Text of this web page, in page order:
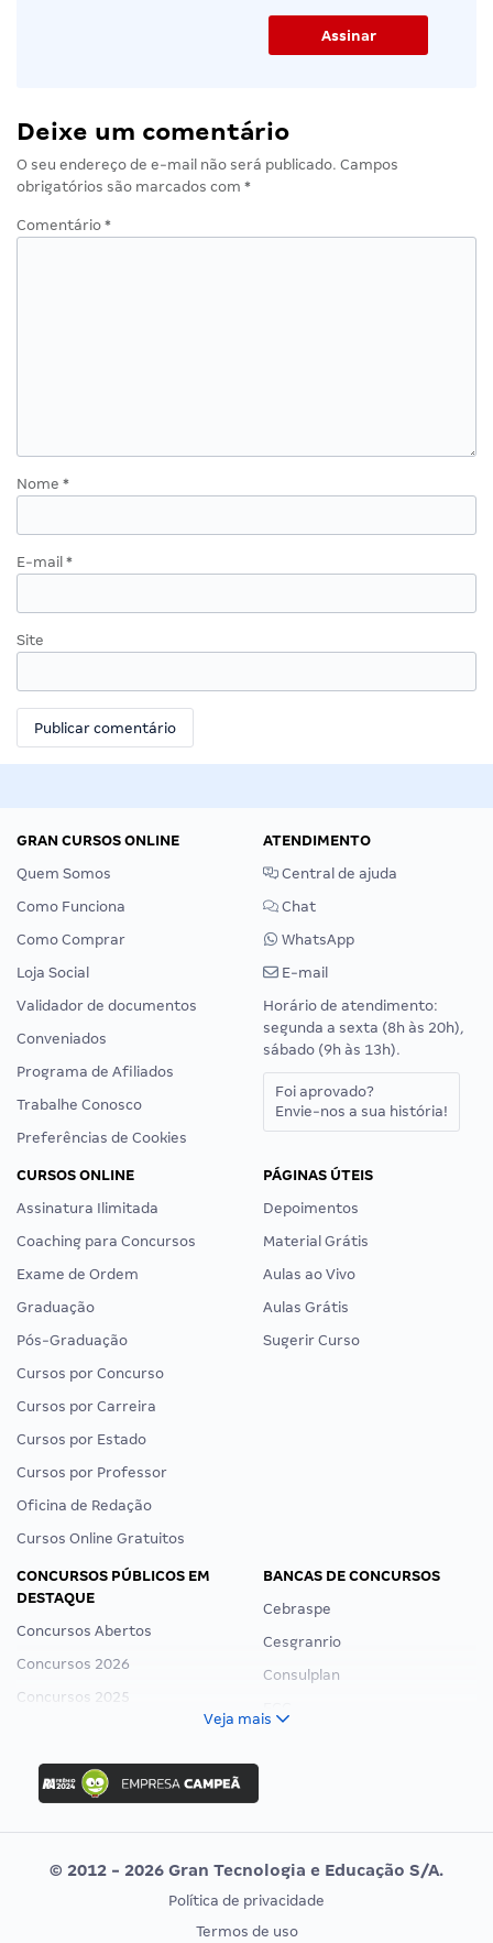
Deixe um comentário
O seu endereço de e-mail não será publicado. Campos
obrigatórios são marcados com *
Comentário *
Nome *
E-mail *
Site
GRAN CURSOS ONLINE
Quem Somos
Como Funciona
Como Comprar
Loja Social
Validador de documentos
Conveniados
Programa de Afiliados
Trabalhe Conosco
Preferências de Cookies
ATENDIMENTO
Central de ajuda
Chat
WhatsApp
E-mail
Horário de atendimento:
segunda a sexta (8h às 20h),
sábado (9h às 13h).
Foi aprovado?
Envie-nos a sua história!
CURSOS ONLINE
Assinatura Ilimitada
Coaching para Concursos
Exame de Ordem
Graduação
Pós-Graduação
Cursos por Concurso
Cursos por Carreira
Cursos por Estado
Cursos por Professor
Oficina de Redação
Cursos Online Gratuitos
PÁGINAS ÚTEIS
Depoimentos
Material Grátis
Aulas ao Vivo
Aulas Grátis
Sugerir Curso
CONCURSOS PÚBLICOS EM
DESTAQUE
Concursos Abertos
Concursos 2026
Concursos 2025
Concurso Ibama
Concurso MPU
Editais publicados
BANCAS DE CONCURSOS
Cebraspe
Cesgranrio
Consulplan
Vunesp
CONCURSOS POR PROFISSÃO
EXAME DE ORDEM
Veja mais
© 2012 - 2026 Gran Tecnologia e Educação S/A.
Política de privacidade
Termos de uso